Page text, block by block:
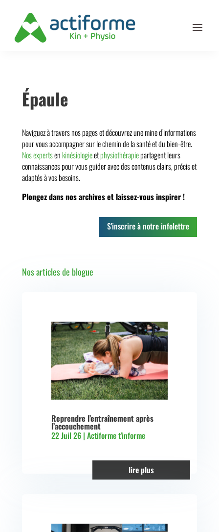
Épaule
Naviguez à travers nos pages et découvrez une mine d’informations
pour vous accompagner sur le chemin de la santé et du bien-être.
Nos expertsen kinésiologieetphysiothérapiepartagent leurs
connaissances pour vous guider avec des contenus clairs, précis et
adaptés à vos besoins.
Plongez dans nos archives et laissez-vous inspirer !
S'inscrire à notre infolettre
Nos articles de blogue
Reprendre l’entraînement après
l’accouchement
22 Juil 26| Actiforme t'informe
lire plus